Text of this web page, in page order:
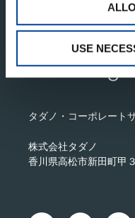
USE
タダノ・コーポレート
株式会社タダノ
香川県高松市新田町甲